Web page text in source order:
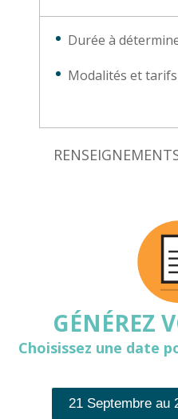
Durée à
Modalités et tarifs
GÉNÉREZ
Choisissez une date
21 Septembre au